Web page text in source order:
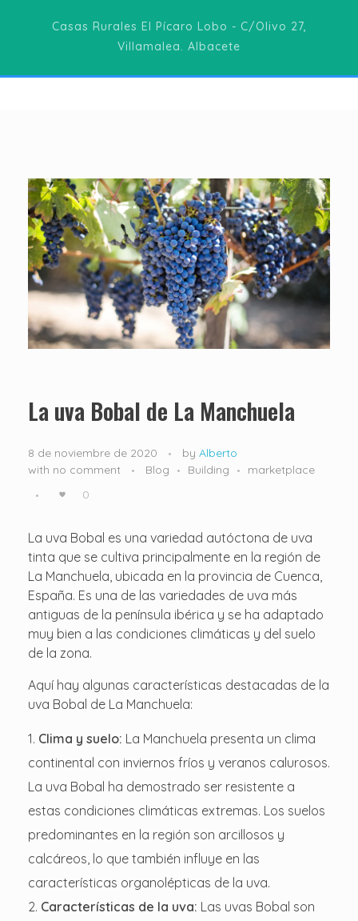
Casas Rurales El Pícaro Lobo - C/Olivo 27,
Villamalea. Albacete
La uva Bobal de La Manchuela
8 de noviembre de 2020 by Alberto
with no comment Blog Building
marketplace
0
La uva Bobal es una variedad autóctona de uva
tinta que se cultiva principalmente en la región de
La Manchuela, ubicada en la provincia de Cuenca,
España. Es una de las variedades de uva más
antiguas de la península ibérica y se ha adaptado
muy bien a las condiciones climáticas y del suelo
de la zona.
Aquí hay algunas características destacadas de la
uva Bobal de La Manchuela:
Clima y suelo: La Manchuela presenta un clima
continental con inviernos fríos y veranos calurosos.
La uva Bobal ha demostrado ser resistente a
estas condiciones climáticas extremas. Los suelos
predominantes en la región son arcillosos y
calcáreos, lo que también influye en las
características organolépticas de la uva.
Características de la uva: Las uvas Bobal son